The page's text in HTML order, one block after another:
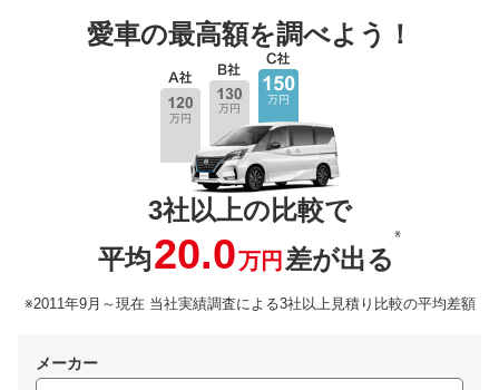
愛車の最高額を調べよう！
3社以上の比較で
平均20.0万円 差が出る
※
※2011年9月～現在 当社実績調査による3社以上見積り比較の平均差額
メーカー